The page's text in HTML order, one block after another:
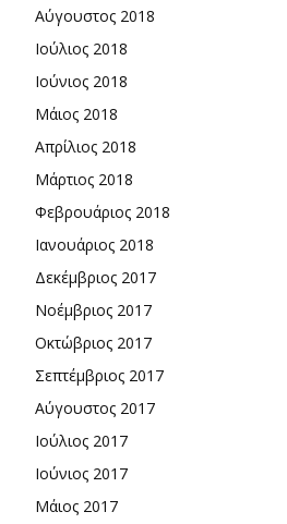
Αύγουστος 2018
Ιούλιος 2018
Ιούνιος 2018
Μάιος 2018
Απρίλιος 2018
Μάρτιος 2018
Φεβρουάριος 2018
Ιανουάριος 2018
Δεκέμβριος 2017
Νοέμβριος 2017
Οκτώβριος 2017
Σεπτέμβριος 2017
Αύγουστος 2017
Ιούλιος 2017
Ιούνιος 2017
Μάιος 2017